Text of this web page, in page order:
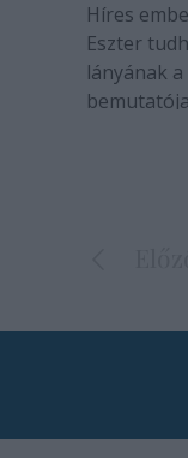
Híres
Eszter
lányának